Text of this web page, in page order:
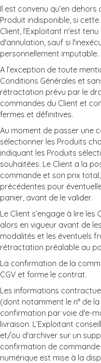
Il est convenu qu’en
Produit indisponible, si
Client, l’Exploitant n'est
d'annulation, sauf si
personnellement imputable.
A l’exception de toute
Conditions Générales et
rétractation prévu par le
commandes du Client et
fermes et définitives.
Au moment de passer une
sélectionner les Produits
indiquant les Produits
souhaitées. Le Client a la
commande et son prix
précédentes pour
panier, avant de le valider.
Le Client s’engage à lire
alors en vigueur avant de
modalités et les éventuels
rétractation préalable au
La confirmation de la
CGV et forme le contrat.
Les informations
(dont notamment le n° de
confirmation par voie d'e-
livraison. L’Exploitant
et/ou d'archiver sur un
confirmation de
numérique est mise à la